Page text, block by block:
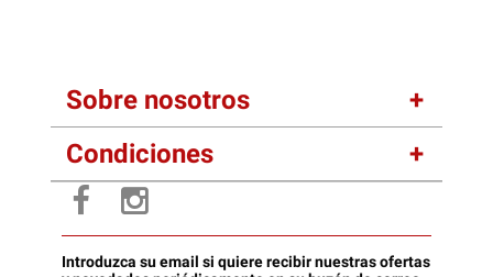
Sobre nosotros
Condiciones
Introduzca su email si quiere recibir nuestras ofertas